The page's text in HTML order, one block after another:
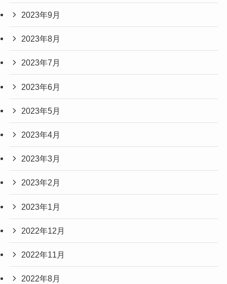
2023年9月
2023年8月
2023年7月
2023年6月
2023年5月
2023年4月
2023年3月
2023年2月
2023年1月
2022年12月
2022年11月
2022年8月